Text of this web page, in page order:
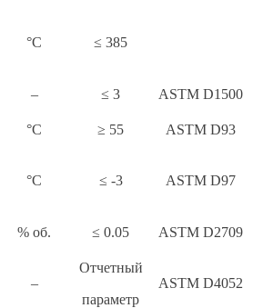
°C ≤ 385
– ≤ 3 ASTM D1500
°C ≥ 55 ASTM D93
°C ≤ -3 ASTM D97
% об. ≤ 0.05 ASTM D2709
–
Отчетный
параметр
ASTM D4052